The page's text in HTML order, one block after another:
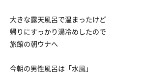
大きな露天風呂で温まったけど
帰りにすっかり湯冷めしたので
旅館の朝ウナへ
今朝の男性風呂は「水風」